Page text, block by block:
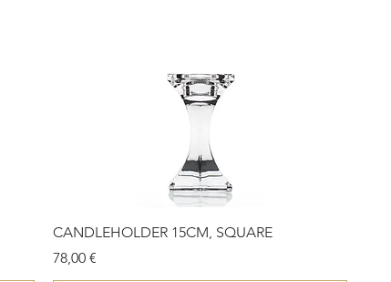
CANDLEHOLDER 15CM, SQUARE
Price
78,00 €